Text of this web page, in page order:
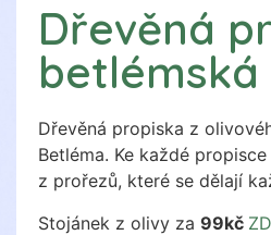
Dřevěná
betlémská
Dřevěná propiska z
Betléma. Ke každé
z prořezů, které se dělají
Stojánek z olivy za 99kč